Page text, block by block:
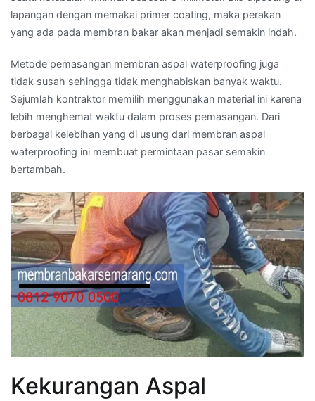
lapangan dengan memakai primer coating, maka perakan
yang ada pada membran bakar akan menjadi semakin indah.
Metode pemasangan membran aspal waterproofing juga
tidak susah sehingga tidak menghabiskan banyak waktu.
Sejumlah kontraktor memilih menggunakan material ini karena
lebih menghemat waktu dalam proses pemasangan. Dari
berbagai kelebihan yang di usung dari membran aspal
waterproofing ini membuat permintaan pasar semakin
bertambah.
Kekurangan Aspal